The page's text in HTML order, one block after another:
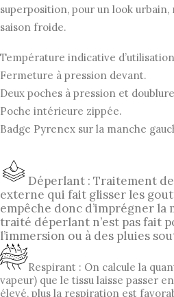
superposition, pour un look
saison froide.
Température indicative d’utilisation
Fermeture à pression devant.
Deux poches à pression et
Poche intérieure zippée.
Badge Pyrenex sur la manche
Déperlant : Traitement
externe qui fait glisser les
empêche donc d’imprégner
traité déperlant n’est pas fait
l’immersion ou à des pluies
Respirant : On calcule la
vapeur) que le tissu laisse passer
élevé, plus la respiration est